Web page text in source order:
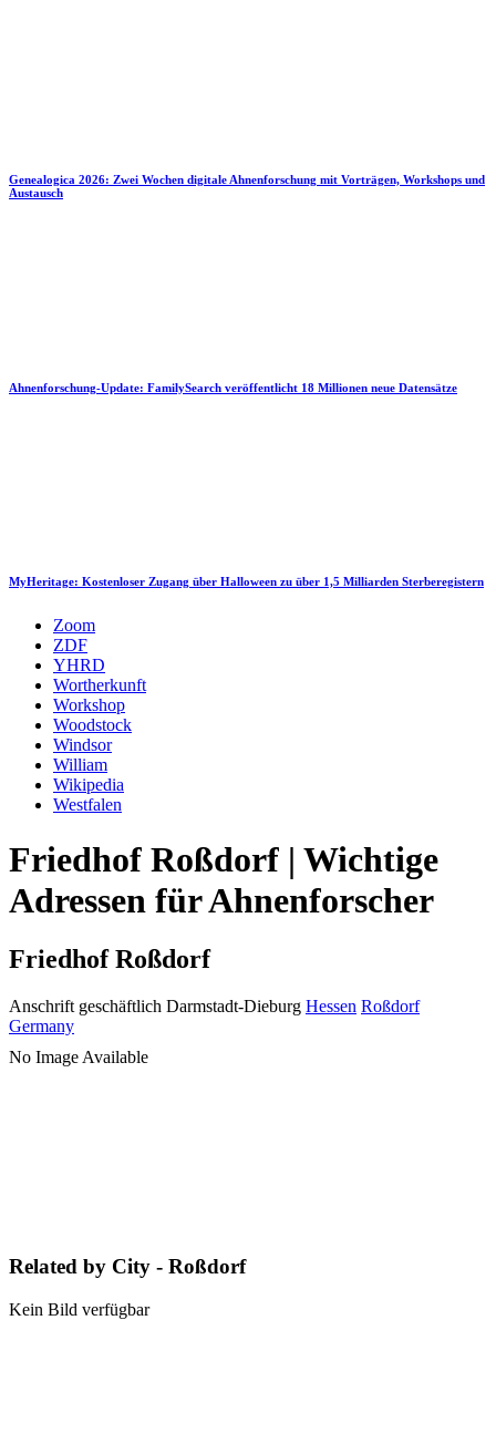
Genealogica 2026: Zwei Wochen digitale Ahnenforschung mit Vorträgen, Workshops und
Austausch
Ahnenforschung-Update: FamilySearch veröffentlicht 18 Millionen neue Datensätze
MyHeritage: Kostenloser Zugang über Halloween zu über 1,5 Milliarden Sterberegistern
Zoom
ZDF
YHRD
Wortherkunft
Workshop
Woodstock
Windsor
William
Wikipedia
Westfalen
Friedhof Roßdorf | Wichtige
Adressen für Ahnenforscher
Friedhof Roßdorf
Anschrift geschäftlich Darmstadt-Dieburg Hessen Roßdorf
Germany
No Image Available
Related by City - Roßdorf
Kein Bild verfügbar